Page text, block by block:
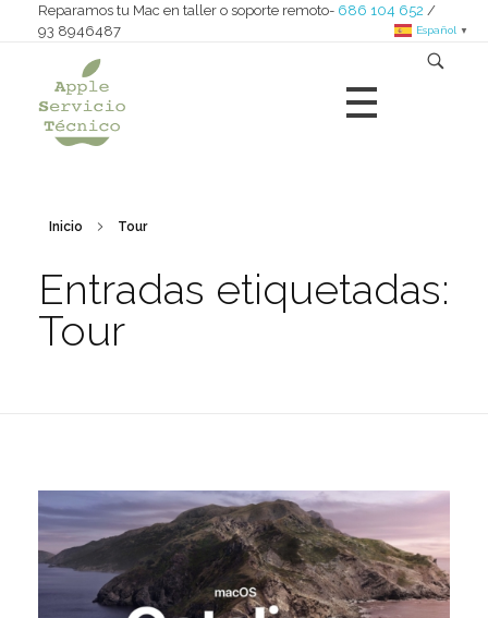
Reparamos tu Mac en taller o soporte remoto- 686 104 652 /
93 8946487
Inicio Tour
Entradas etiquetadas:
Tour
Español ▼